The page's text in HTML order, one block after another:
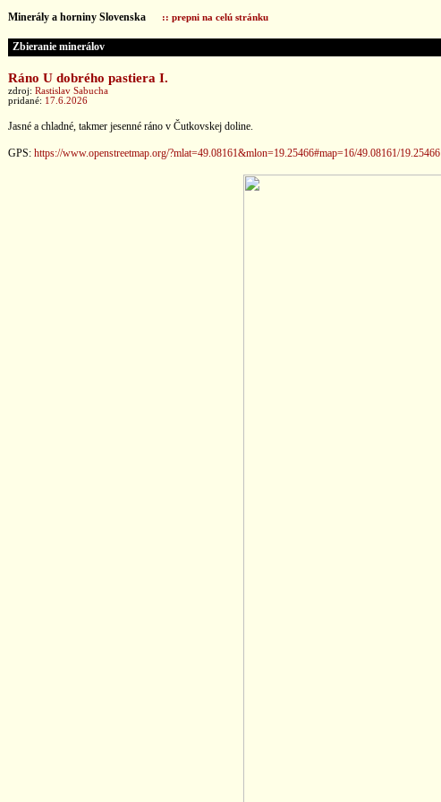
Minerály a horniny Slovenska :: prepni na celú stránku
Zbieranie minerálov
Ráno U dobrého pastiera I.
zdroj: Rastislav Sabucha
pridané: 17.6.2026
Jasné a chladné, takmer jesenné ráno v Čutkovskej doline.
GPS: https://www.openstreetmap.org/?mlat=49.08161&mlon=19.25466#map=16/49.08161/19.25466